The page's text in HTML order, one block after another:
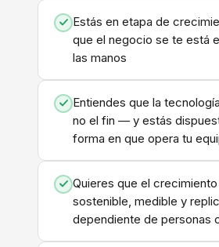
Estás en etapa de
que el negocio se te está
las manos
Entiendes que la
no el fin — y estás
forma en que opera tu
Quieres que el
sostenible, medible y
dependiente de personas